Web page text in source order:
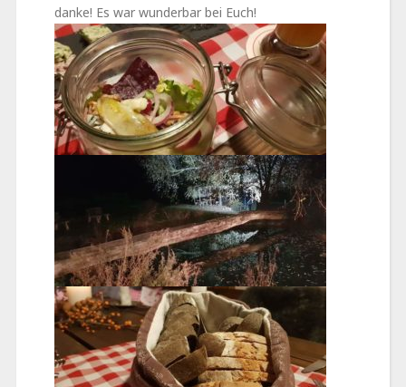
danke! Es war wunderbar bei Euch!